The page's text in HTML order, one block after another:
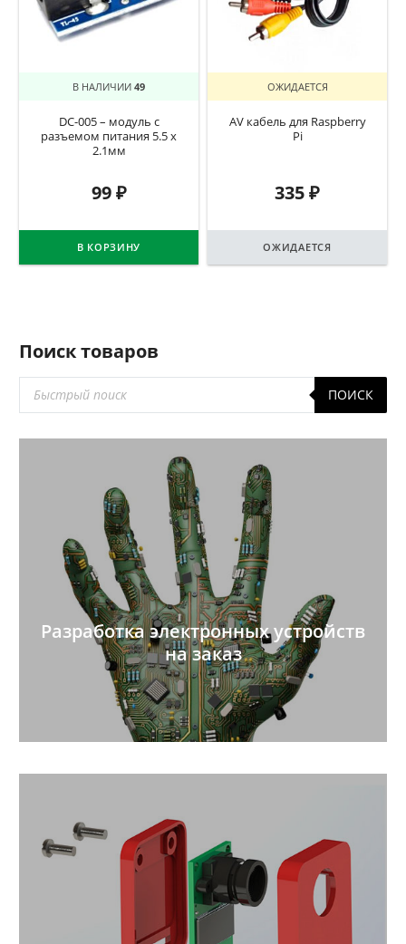
В НАЛИЧИИ 49
DC-005 – модуль с
разъемом питания 5.5 х
2.1мм
99₽
В КОРЗИНУ
ОЖИДАЕТСЯ
AV кабель для Raspberry
Pi
335₽
ОЖИДАЕТСЯ
Поиск товаров
товаров
ПОИСК
Разработка электронных устройств
на заказ